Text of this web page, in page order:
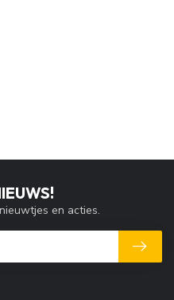
en acties.